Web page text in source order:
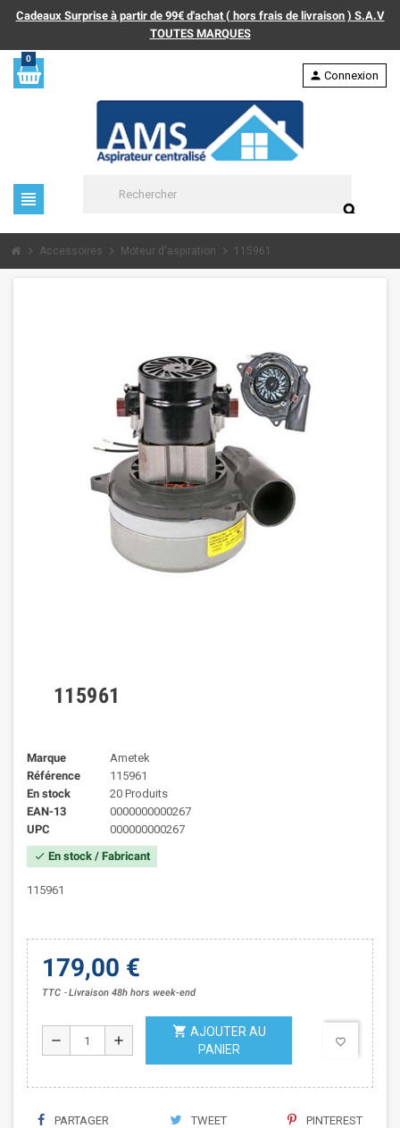
Cadeaux Surprise à partir de 99€ d'achat ( hors frais de livraison ) S.A.V
TOUTES MARQUES
0
view_headline
search
person Connexion
chevron_right Accessoires chevron_right Moteur d'aspiration chevron_right 115961
115961
Marque
Ametek
Référence
115961
En stock
20 Produits
EAN-13
0000000000267
UPC
000000000267
check En stock / Fabricant
115961
179,00 €
TTC Livraison 48h hors week-end
remove add
shopping_cart AJOUTER AU
PANIER
favorite_border
PARTAGER TWEET PINTEREST